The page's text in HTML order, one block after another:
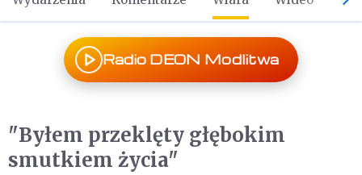
Radio DEON Modlitwa
"Byłem przeklęty głębokim
smutkiem życia"